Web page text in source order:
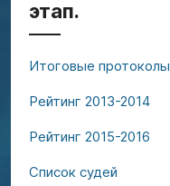
этап.
Итоговые протоколы
Рейтинг 2013-2014
Рейтинг 2015-2016
Список судей